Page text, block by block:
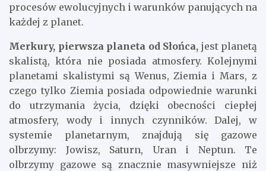
procesów ewolucyjnych i warunków panujących na
każdej z planet.
Merkury, pierwsza planeta od Słońca, jest planetą
skalistą, która nie posiada atmosfery. Kolejnymi
planetami skalistymi są Wenus, Ziemia i Mars, z
czego tylko Ziemia posiada odpowiednie warunki
do utrzymania życia, dzięki obecności ciepłej
atmosfery, wody i innych czynników. Dalej, w
systemie planetarnym, znajdują się gazowe
olbrzymy: Jowisz, Saturn, Uran i Neptun. Te
olbrzymy gazowe są znacznie masywniejsze niż